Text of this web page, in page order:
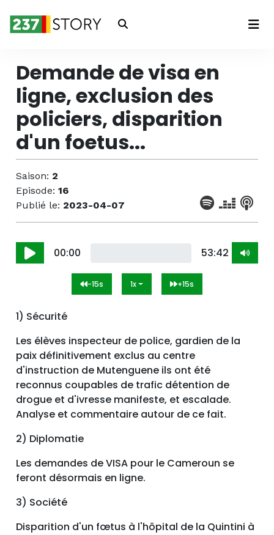
Connexion
Demande de visa en
ligne, exclusion des
policiers, disparition
d'un foetus...
Saison: 2
Episode:16
Publié le: 2023-04-07
00:00 53:42
-15s 1x +15s
1) Sécurité
Les élèves inspecteur de police, gardien de la
paix définitivement exclus au centre
d'instruction de Mutenguene ils ont été
reconnus coupables de trafic détention de
drogue et d'ivresse manifeste, et escalade.
Analyse et commentaire autour de ce fait.
2) Diplomatie
Les demandes de VISA pour le Cameroun se
feront désormais en ligne.
3) Société
Disparition d'un fœtus à l'hôpital de la Quintini à